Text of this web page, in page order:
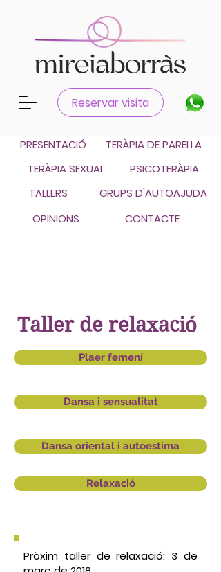
Reservar visita
Català
Castellano
PRESENTACIÓ
TERÀPIA DE PARELLA
TERÀPIA SEXUAL
PSICOTERÀPIA
TALLERS
GRUPS D'AUTOAJUDA
OPINIONS
CONTACTE
Taller de relaxació
Plaer femení
Dansa i sensualitat
Dansa oriental i autoestima
Relaxació
Pròxim taller de relaxació: 3 de